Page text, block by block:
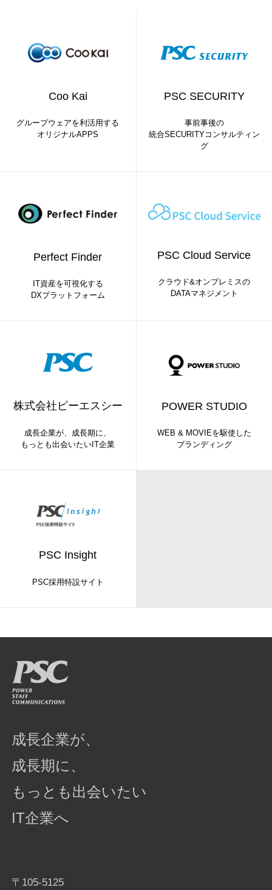
Coo Kai
グループウェアを利活用する
オリジナルAPPS
PSC SECURITY
事前事後の
統合SECURITYコンサルティン
グ
Perfect Finder
IT資産を可視化する
DXプラットフォーム
PSC Cloud Service
クラウド&オンプレミスの
DATAマネジメント
株式会社ピーエスシー
成長企業が、成長期に、
もっとも出会いたいIT企業
POWER STUDIO
WEB & MOVIEを駆使した
ブランディング
PSC Insight
PSC採用特設サイト
成長企業が、
成長期に、
もっとも出会いたい
IT企業へ
〒105-5125